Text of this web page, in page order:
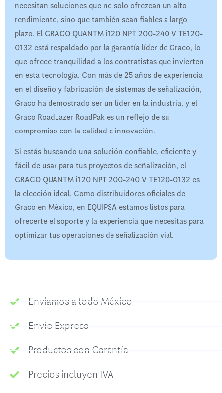
necesitan soluciones que no solo ofrezcan un alto
rendimiento, sino que también sean fiables a largo
plazo. El GRACO QUANTM i120 NPT 200-240 V TE120-
0132 está respaldado por la garantía líder de Graco, lo
que ofrece tranquilidad a los contratistas que invierten
en esta tecnología. Con más de 25 años de experiencia
en el diseño y fabricación de sistemas de señalización,
Graco ha demostrado ser un líder en la industria, y el
Graco RoadLazer RoadPak es un reflejo de su
compromiso con la calidad e innovación.
Si estás buscando una solución confiable, eficiente y
fácil de usar para tus proyectos de señalización, el
GRACO QUANTM i120 NPT 200-240 V TE120-0132 es
la elección ideal. Como distribuidores oficiales de
Graco en México, en EQUIPSA estamos listos para
ofrecerte el soporte y la experiencia que necesitas para
optimizar tus operaciones de señalización vial.
Enviamos a todo México
Envío Express
Productos con Garantía
Precios incluyen IVA